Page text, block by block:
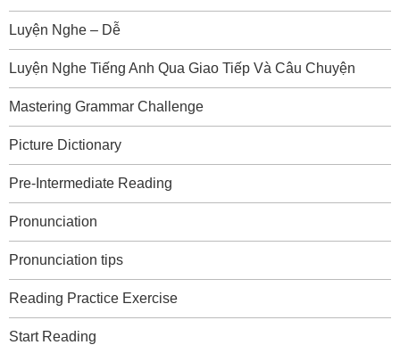
Luyện Nghe – Dễ
Luyện Nghe Tiếng Anh Qua Giao Tiếp Và Câu Chuyện
Mastering Grammar Challenge
Picture Dictionary
Pre-Intermediate Reading
Pronunciation
Pronunciation tips
Reading Practice Exercise
Start Reading